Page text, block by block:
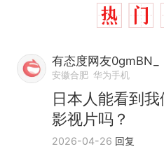
有态度网友0gmBN_
安徽合肥 华为手机
日本人能看到
影视片吗？
2026-04-26 回复